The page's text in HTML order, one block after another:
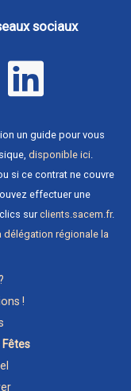
sociaux
un guide pour vous
disponible ici.
si ce contrat ne couvre
effectuer une
surclients.sacem.fr.
délégation régionale la
!
Fêtes